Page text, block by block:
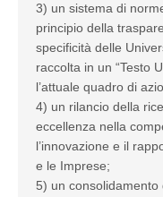
3) un sistema di
principio della
specificità delle
raccolta in un “Testo
l’attuale quadro di
4) un rilancio della
eccellenza nella
l’innovazione e il
e le Imprese;
5) un